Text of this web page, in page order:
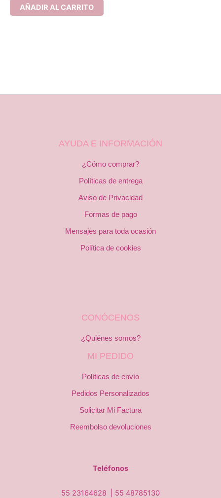
AÑADIR AL CARRITO
AYUDA E INFORMACIÓN
¿Cómo comprar?
Políticas de entrega
Aviso de Privacidad
Formas de pago
Mensajes para toda ocasión
Política de cookies
CONÓCENOS
¿Quiénes somos?
MI PEDIDO
Políticas de envío
Pedidos Personalizados
Solicitar Mi Factura
Reembolso devoluciones
Teléfonos
55 23164628 | 55 48785130